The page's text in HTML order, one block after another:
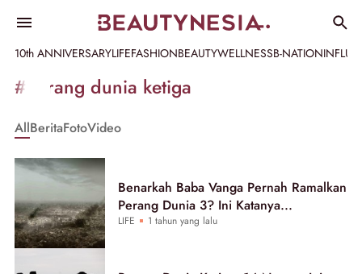
10th ANNIVERSARYLIFEFASHIONBEAUTYWELLNESSB-NATION
Informasi
[GET_DATA_TITLE]
Beautynesia
#perang dunia ketiga
AllBeritaFotoVideo
Benarkah Baba Vanga Pernah Ramalkan
Perang Dunia 3? Ini Katanya...
LIFE 1 tahun yang lalu